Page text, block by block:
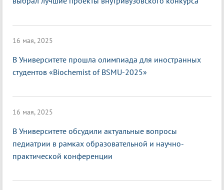
16 мая, 2025
В Университете прошла олимпиада для иностранных
студентов «Biochemist of BSMU-2025»
16 мая, 2025
В Университете обсудили актуальные вопросы
педиатрии в рамках образовательной и научно-
практической конференции